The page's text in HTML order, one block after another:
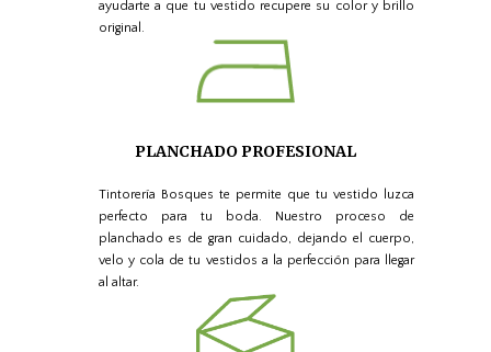
ayudarte a que tu vestido recupere su color y brillo
original.
PLANCHADO PROFESIONAL
Tintorería Bosques te permite que tu vestido luzca
perfecto para tu boda. Nuestro proceso de
planchado es de gran cuidado, dejando el cuerpo,
velo y cola de tu vestidos a la perfección para llegar
al altar.